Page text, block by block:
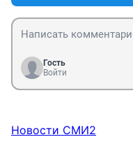
Гость
Войти
Новости СМИ2